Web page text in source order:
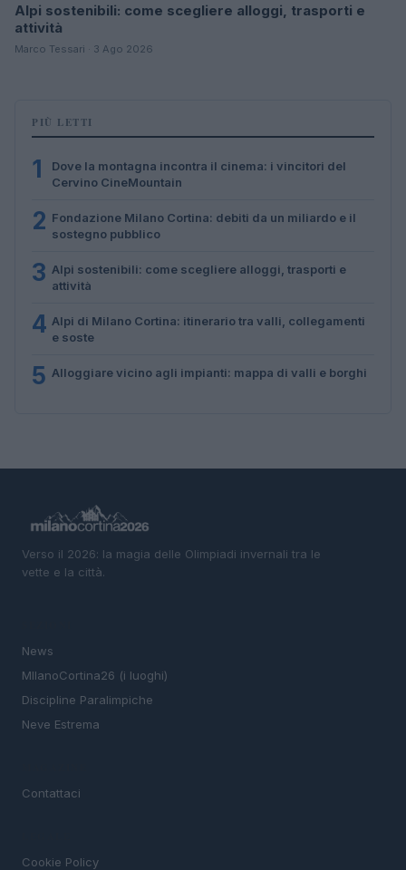
Alpi sostenibili: come scegliere alloggi, trasporti e
attività
Marco Tessari · 3 Ago 2026
PIÙ LETTI
1
Dove la montagna incontra il cinema: i vincitori del
Cervino CineMountain
2 Fondazione Milano Cortina: debiti da un miliardo e il
sostegno pubblico
3 Alpi sostenibili: come scegliere alloggi, trasporti e
attività
4 Alpi di Milano Cortina: itinerario tra valli, collegamenti
e soste
5 Alloggiare vicino agli impianti: mappa di valli e borghi
Verso il 2026: la magia delle Olimpiadi invernali tra le
vette e la città.
News
MIlanoCortina26 (i luoghi)
Discipline Paralimpiche
Neve Estrema
Contattaci
Cookie Policy